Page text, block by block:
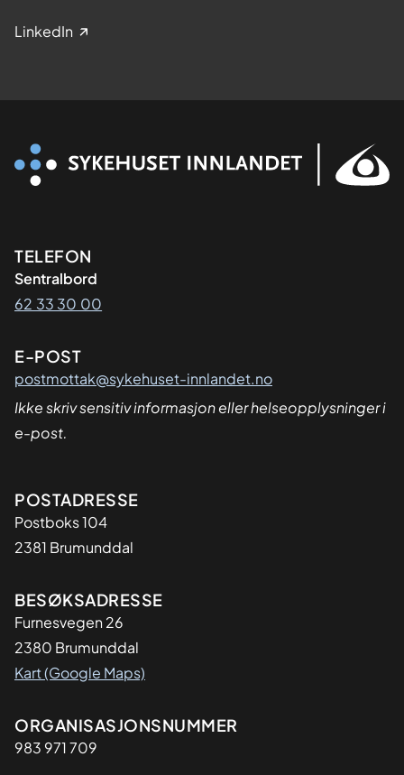
LinkedIn
Kontaktinformasjon
TELEFON
Sentralbord
62 33 30 00
E-POST
postmottak@sykehuset-innlandet.no
Ikke skriv sensitiv informasjon eller helseopplysninger i
e-post.
Adresse
POSTADRESSE
Postboks 104
2381 Brumunddal
BESØKSADRESSE
Furnesvegen 26
2380 Brumunddal
Kart (Google Maps)
Organisasjon
ORGANISASJONSNUMMER
983 971 709